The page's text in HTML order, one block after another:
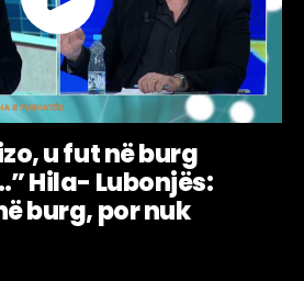
u fut në burg
Hila- Lubonjës:
burg, por nuk